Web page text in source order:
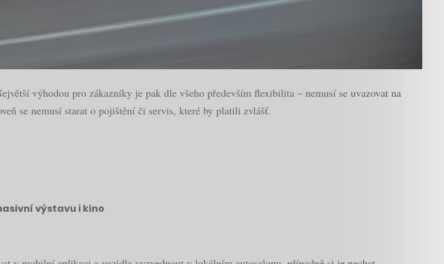
výhodou pro zákazníky je pak dle všeho především flexibilita – nemusí se uvazovat na
se nemusí starat o pojištění či servis, které by platili zvlášť.
výstavu i kino